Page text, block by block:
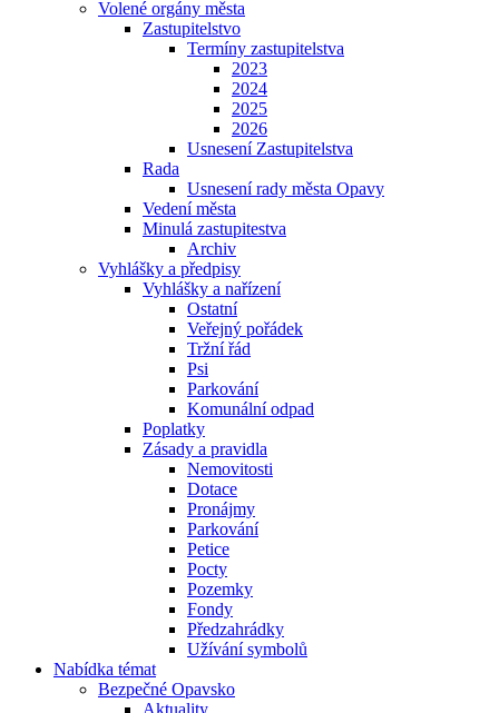
Volené orgány města
Zastupitelstvo
Termíny zastupitelstva
2023
2024
2025
2026
Usnesení Zastupitelstva
Rada
Usnesení rady města Opavy
Vedení města
Minulá zastupitestva
Archiv
Vyhlášky a předpisy
Vyhlášky a nařízení
Ostatní
Veřejný pořádek
Tržní řád
Psi
Parkování
Komunální odpad
Poplatky
Zásady a pravidla
Nemovitosti
Dotace
Pronájmy
Parkování
Petice
Pocty
Pozemky
Fondy
Předzahrádky
Užívání symbolů
Nabídka témat
Bezpečné Opavsko